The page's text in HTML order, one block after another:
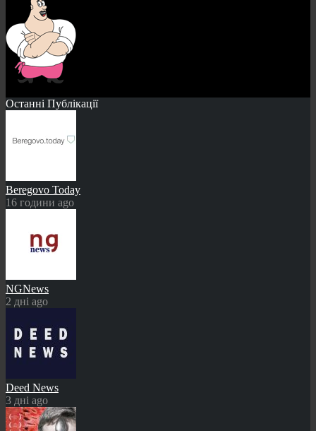
Останні Публікації
Beregovo Today
16 години ago
NGNews
2 дні ago
Deed News
3 дні ago